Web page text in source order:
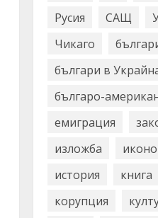
Русия
САЩ
Чикаго
българи в
българо-
емиграция
изложба
история
книга
корупция